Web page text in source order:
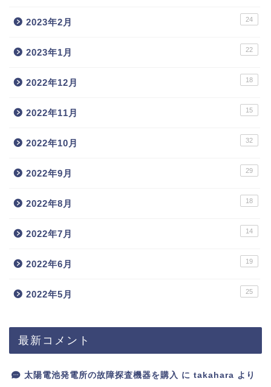
2023年2月 24
2023年1月 22
2022年12月 18
2022年11月 15
2022年10月 32
2022年9月 29
2022年8月 18
2022年7月 14
2022年6月 19
2022年5月 25
最新コメント
太陽電池発電所の故障探査機器を購入 に takahara より